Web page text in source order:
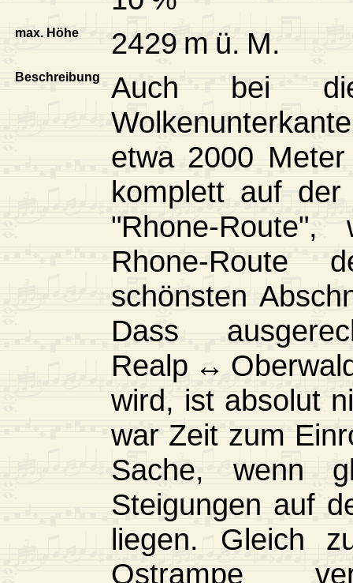
max. Höhe 2429 m ü. M.
Beschreibung
Auch bei
etwa 2000
komplett auf
"Rhone-
Rhone-Route
schönsten
Dass
Realp ↔
wird, ist absolut
war Zeit zum
Sache, wenn
Steigungen auf
liegen. Gleich
Ostrampe